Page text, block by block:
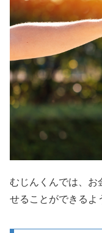
むじんくんでは、お
せることができるよ